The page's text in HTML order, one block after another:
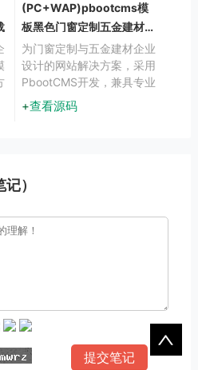
(PC+WAP)pbootcms模
板黑色门窗定制五金建材网
站下载
为门窗定制与五金建材企业
设计的网站解决方案，采用
PbootCMS开发，兼具专业
展示与营销功能。黑色系设
计突显工业质感，响应式布
贸易、家具定制等相关行
查看源码
）